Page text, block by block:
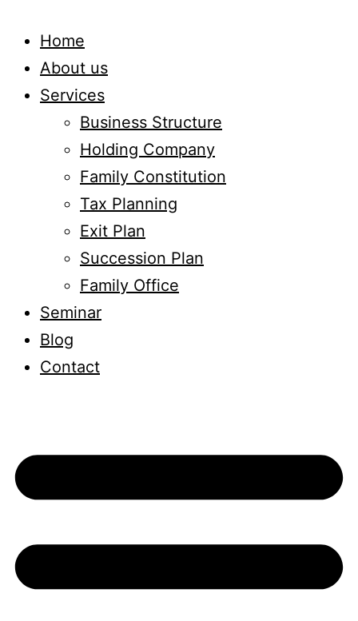
Home
About us
Services
Business Structure
Holding Company
Family Constitution
Tax Planning
Exit Plan
Succession Plan
Family Office
Seminar
Blog
Contact